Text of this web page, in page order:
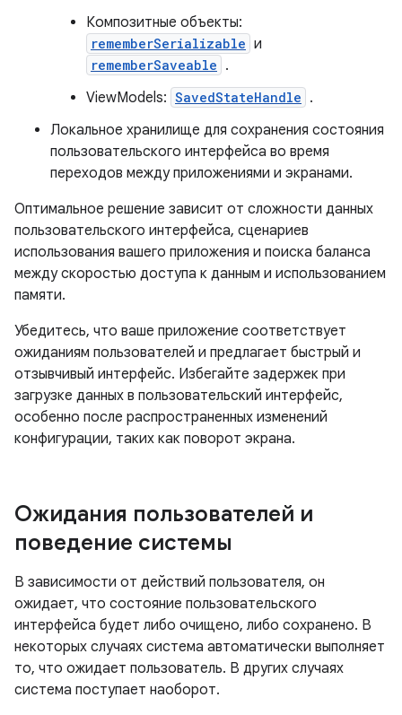
Композитные объекты:
rememberSerializable и
rememberSaveable .
ViewModels: SavedStateHandle .
Локальное хранилище для сохранения состояния
пользовательского интерфейса во время
переходов между приложениями и экранами.
Оптимальное решение зависит от сложности данных
пользовательского интерфейса, сценариев
использования вашего приложения и поиска баланса
между скоростью доступа к данным и использованием
памяти.
Убедитесь, что ваше приложение соответствует
ожиданиям пользователей и предлагает быстрый и
отзывчивый интерфейс. Избегайте задержек при
загрузке данных в пользовательский интерфейс,
особенно после распространенных изменений
конфигурации, таких как поворот экрана.
Ожидания пользователей и
поведение системы
В зависимости от действий пользователя, он
ожидает, что состояние пользовательского
интерфейса будет либо очищено, либо сохранено. В
некоторых случаях система автоматически выполняет
то, что ожидает пользователь. В других случаях
система поступает наоборот.